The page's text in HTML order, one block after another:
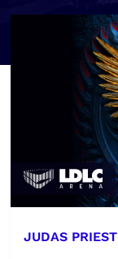
JUDAS PRIEST